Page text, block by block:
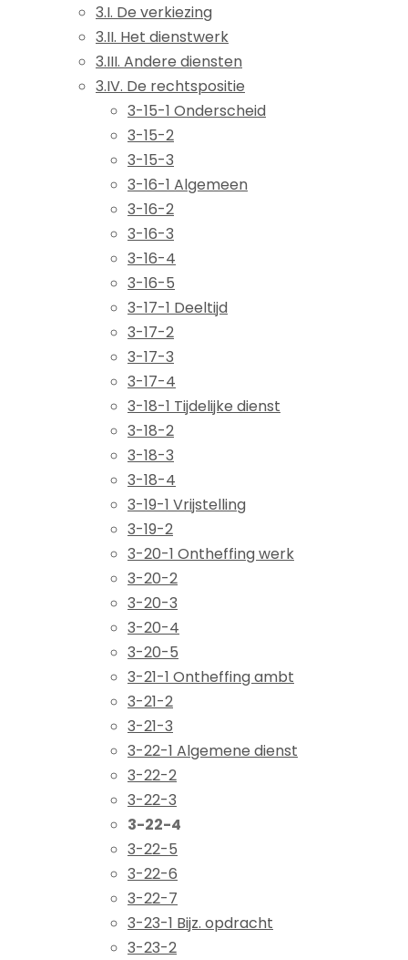
3.I. De verkiezing
3.II. Het dienstwerk
3.III. Andere diensten
3.IV. De rechtspositie
3-15-1 Onderscheid
3-15-2
3-15-3
3-16-1 Algemeen
3-16-2
3-16-3
3-16-4
3-16-5
3-17-1 Deeltijd
3-17-2
3-17-3
3-17-4
3-18-1 Tijdelijke dienst
3-18-2
3-18-3
3-18-4
3-19-1 Vrijstelling
3-19-2
3-20-1 Ontheffing werk
3-20-2
3-20-3
3-20-4
3-20-5
3-21-1 Ontheffing ambt
3-21-2
3-21-3
3-22-1 Algemene dienst
3-22-2
3-22-3
3-22-4
3-22-5
3-22-6
3-22-7
3-23-1 Bijz. opdracht
3-23-2